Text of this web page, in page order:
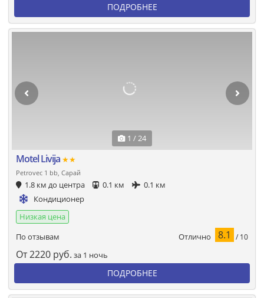
ПОДРОБНЕЕ
1 / 24
Motel Livija ★★
Petrovec 1 bb, Сарай
1.8 км до центра 0.1 км
0.1 км
Кондиционер
Низкая цена
По отзывам
Отлично 8.1 / 10
От2220 руб. за 1 ночь
ПОДРОБНЕЕ